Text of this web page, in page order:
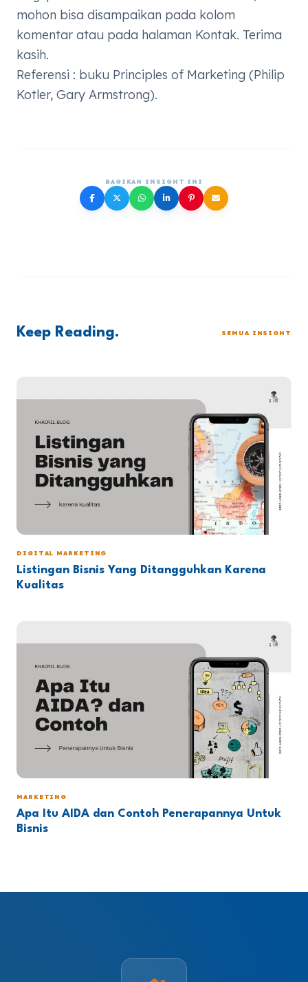
mohon bisa disampaikan pada kolom
komentar atau pada halaman Kontak. Terima
kasih.
Referensi : buku Principles of Marketing (Philip
Kotler, Gary Armstrong).
BAGIKAN INSIGHT INI
Keep Reading. SEMUA INSIGHT
DIGITAL MARKETING
Listingan Bisnis Yang Ditangguhkan Karena
Kualitas
MARKETING
Apa Itu AIDA dan Contoh Penerapannya Untuk
Bisnis